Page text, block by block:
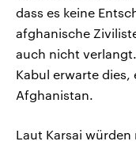
dass es keine
afghanische
auch nicht
Kabul erwarte dies,
Afghanistan.
Laut Karsai